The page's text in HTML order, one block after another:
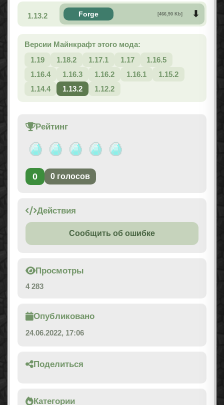
1.13.2 Forge [466,90 Kb]
Версии Майнкрафт этого мода:
1.19
1.18.2 1.17.1 1.17
1.16.5
1.16.4
1.16.3 1.16.2 1.16.1
1.15.2
1.14.4
1.13.2 1.12.2
Рейтинг
0 0 голосов
Действия
Сообщить об ошибке
Просмотры
4 283
Опубликовано
24.06.2022, 17:06
Поделиться
Категории